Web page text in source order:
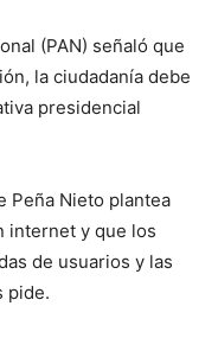
(PAN) señaló que
la ciudadanía debe
presidencial
Peña Nieto plantea
internet y que los
de usuarios y las
pide.